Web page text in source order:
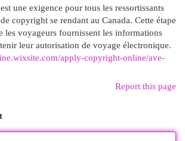
une exigence pour tous les ressortissants
copyright se rendant au Canada. Cette étape
les voyageurs fournissent les informations
leur autorisation de voyage électronique.
apply-copyright-online/ave-
Report this page